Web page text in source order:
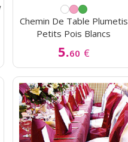
Chemin De Table Plumetis
Petits Pois Blancs
5.60 €